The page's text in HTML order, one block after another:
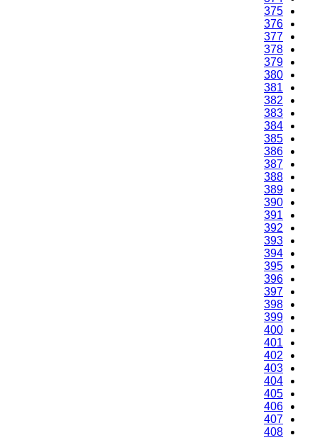
375
376
377
378
379
380
381
382
383
384
385
386
387
388
389
390
391
392
393
394
395
396
397
398
399
400
401
402
403
404
405
406
407
408